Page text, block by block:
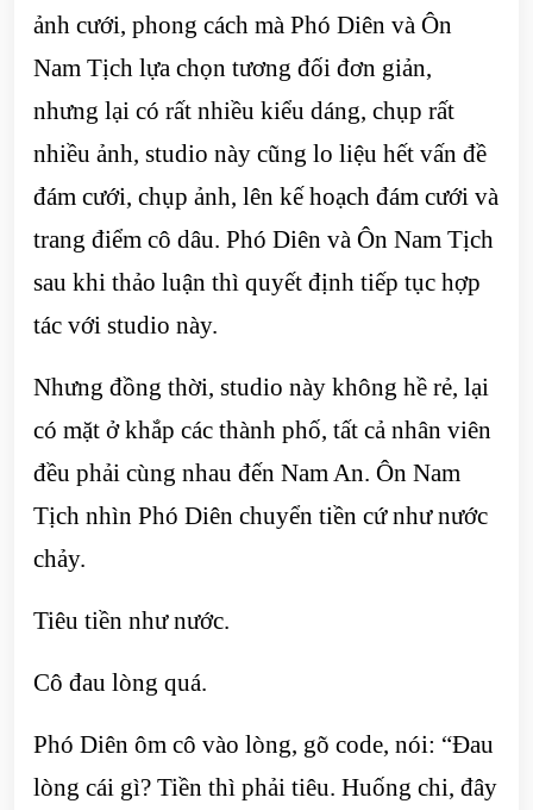
ảnh cưới, phong cách mà Phó Diên và Ôn
Nam Tịch lựa chọn tương đối đơn giản,
nhưng lại có rất nhiều kiểu dáng, chụp rất
nhiều ảnh, studio này cũng lo liệu hết vấn đề
đám cưới, chụp ảnh, lên kế hoạch đám cưới và
trang điểm cô dâu. Phó Diên và Ôn Nam Tịch
sau khi thảo luận thì quyết định tiếp tục hợp
tác với studio này.
Nhưng đồng thời, studio này không hề rẻ, lại
có mặt ở khắp các thành phố, tất cả nhân viên
đều phải cùng nhau đến Nam An. Ôn Nam
Tịch nhìn Phó Diên chuyển tiền cứ như nước
chảy.
Tiêu tiền như nước.
Cô đau lòng quá.
Phó Diên ôm cô vào lòng, gõ code, nói: “Đau
lòng cái gì? Tiền thì phải tiêu. Huống chi, đây